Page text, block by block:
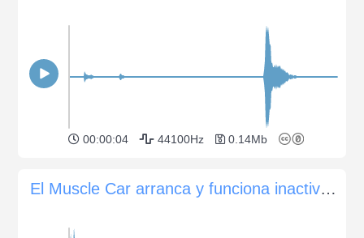
00:00:04 44100Hz 0.14Mb
El Muscle Car arranca y funciona inactivo en un gran garaje